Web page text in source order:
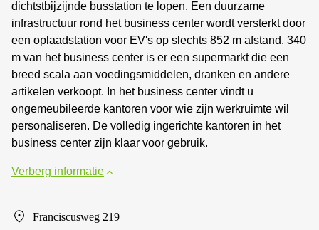
dichtstbijzijnde busstation te lopen. Een duurzame
infrastructuur rond het business center wordt versterkt door
een oplaadstation voor EV's op slechts 852 m afstand. 340
m van het business center is er een supermarkt die een
breed scala aan voedingsmiddelen, dranken en andere
artikelen verkoopt. In het business center vindt u
ongemeubileerde kantoren voor wie zijn werkruimte wil
personaliseren. De volledig ingerichte kantoren in het
business center zijn klaar voor gebruik.
Verberg informatie
Franciscusweg 219